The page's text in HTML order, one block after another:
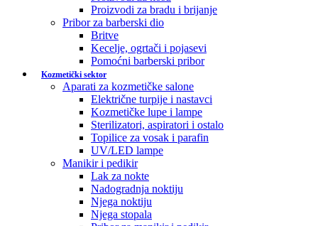
Proizvodi za bradu i brijanje
Pribor za barberski dio
Britve
Kecelje, ogrtači i pojasevi
Pomoćni barberski pribor
Kozmetički sektor
Aparati za kozmetičke salone
Električne turpije i nastavci
Kozmetičke lupe i lampe
Sterilizatori, aspiratori i ostalo
Topilice za vosak i parafin
UV/LED lampe
Manikir i pedikir
Lak za nokte
Nadogradnja noktiju
Njega noktiju
Njega stopala